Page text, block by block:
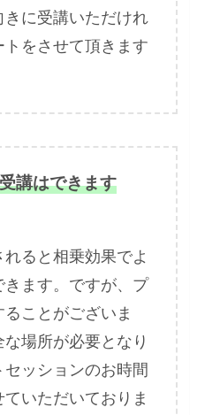
に受講いただけれ
をさせて頂きます
講はできます
ると相乗効果でよ
きます。ですが、プ
ことがございま
場所が必要となり
ッションのお時間
いただいておりま